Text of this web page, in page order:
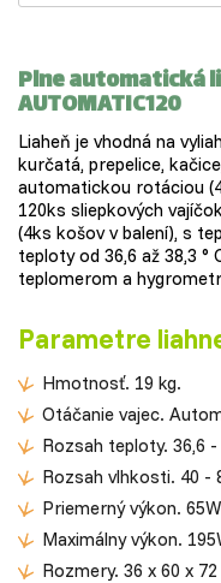
Plne automatická
AUTOMATIC120
Liaheň je vhodná na
kurčatá, prepelice,
automatickou rotáciou
120ks sliepkových
(4ks košov v balení), s
teploty od 36,6 až 38,3
teplomerom a
Parametre
Hmotnosť. 19 kg.
Otáčanie vajec.
Rozsah teploty. 36,6 -
Rozsah vlhkosti. 40 -
Priemerný výkon.
Maximálny výkon.
Rozmery. 36 x 60 x